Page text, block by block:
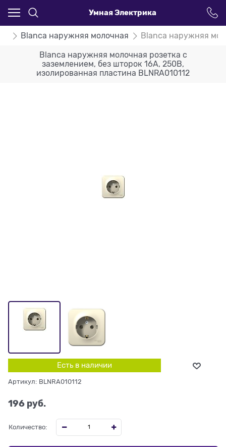
Умная Электрика
Blanca наружняя молочная Blanca наружняя
Blanca наружняя молочная розетка с
заземлением, без шторок 16А, 250В,
изолированная пластина BLNRA010112
Есть в наличии
Артикул: BLNRA010112
196 руб.
Количество: